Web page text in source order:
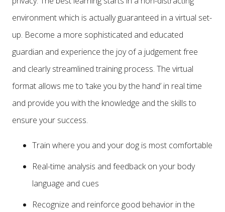
environment which is actually guaranteed in a virtual set-
up. Become a more sophisticated and educated
guardian and experience the joy of a judgement free
and clearly streamlined training process. The virtual
format allows me to ‘take you by the hand’ in real time
and provide you with the knowledge and the skills to
ensure your success.
Train where you and your dog is most comfortable
Real-time analysis and feedback on your body
language and cues
Recognize and reinforce good behavior in the